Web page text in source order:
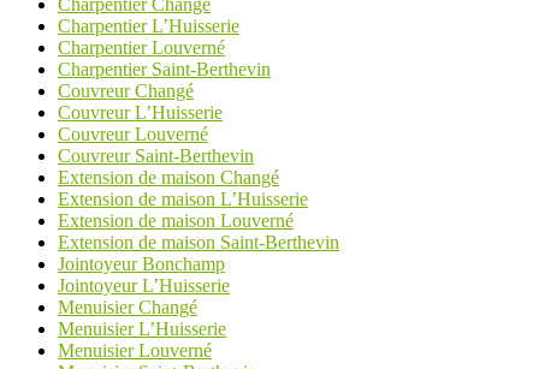
Charpentier Changé
Charpentier L’Huisserie
Charpentier Louverné
Charpentier Saint-Berthevin
Couvreur Changé
Couvreur L’Huisserie
Couvreur Louverné
Couvreur Saint-Berthevin
Extension de maison Changé
Extension de maison L’Huisserie
Extension de maison Louverné
Extension de maison Saint-Berthevin
Jointoyeur Bonchamp
Jointoyeur L’Huisserie
Menuisier Changé
Menuisier L’Huisserie
Menuisier Louverné